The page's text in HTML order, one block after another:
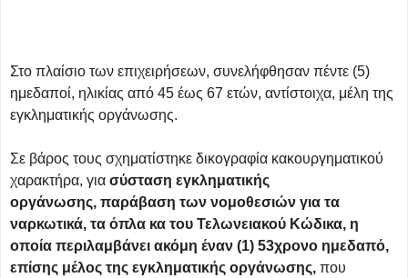
Στο πλαίσιο των επιχειρήσεων, συνελήφθησαν πέντε (5)
ημεδαποί, ηλικίας από 45 έως 67 ετών, αντίστοιχα, μέλη της
εγκληματικής οργάνωσης.
Σε βάρος τους σχηματίστηκε δικογραφία κακουργηματικού
χαρακτήρα, για σύσταση εγκληματικής
οργάνωσης, παράβαση των νομοθεσιών για τα
ναρκωτικά, τα όπλα κα του Τελωνειακού Κώδικα, η
οποία περιλαμβάνει ακόμη έναν (1) 53χρονο ημεδαπό,
επίσης μέλος της εγκληματικής οργάνωσης, που